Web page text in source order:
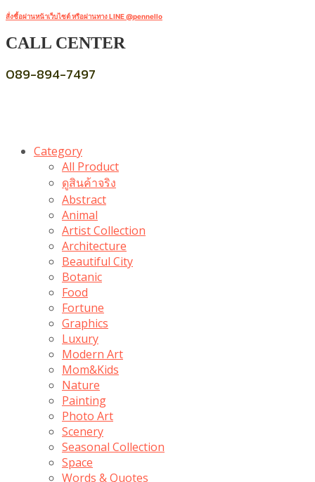
สั่งซื้อผ่านหน้าเว็บไซต์ หรือผ่านทาง LINE @pennello
CALL CENTER
089-894-7497
Category
All Product
ดูสินค้าจริง
Abstract
Animal
Artist Collection
Architecture
Beautiful City
Botanic
Food
Fortune
Graphics
Luxury
Modern Art
Mom&Kids
Nature
Painting
Photo Art
Scenery
Seasonal Collection
Space
Words & Quotes